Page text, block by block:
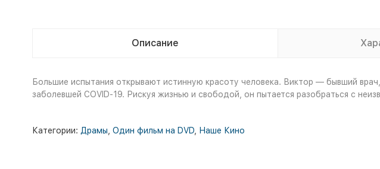
Описание
Большие испытания открывают истинную красоту человека. Виктор — бывший
заболевшей COVID-19. Рискуя жизнью и свободой, он пытается разобраться с
Категории: Драмы Один фильм на DVD, Наше Кино